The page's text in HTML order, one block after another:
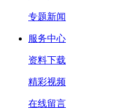
专题新闻
服务中心
资料下载
精彩视频
在线留言